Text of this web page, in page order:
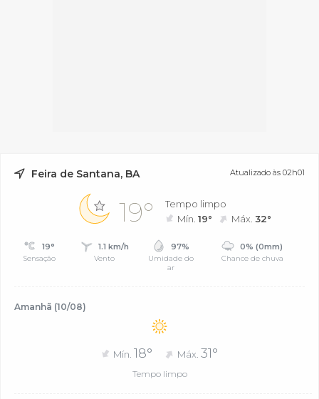
Feira de Santana, BA Atualizado às 02h01
19°
Tempo limpo
Mín.19° Máx.32°
19°
Sensação
1.1 km/h
Vento
97%
Umidade do
ar
0% (0mm)
Chance de chuva
Amanhã (10/08)
Mín. 18° Máx. 31°
Tempo limpo